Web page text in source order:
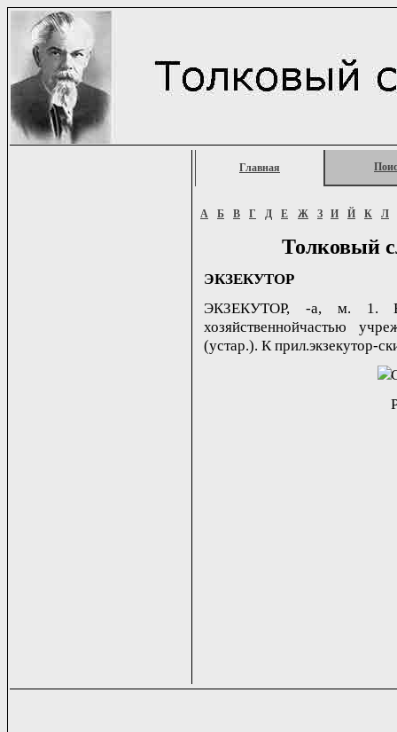
Главная
А Б В Г Д Е Ж З И Й К Л
Толковый
ЭКЗЕКУТОР
ЭКЗЕКУТОР, -а, м. 1. В
хозяйственнойчастью
(устар.). К прил.экзекутор-